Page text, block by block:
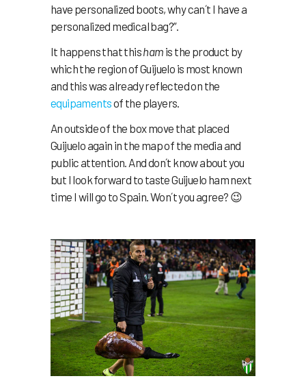
have personalized boots, why can´t I have a
personalized medical bag?”.
It happens that thisham is the product by
which the region of Guijuelo is most known
and this was already reflected on the
equipamentsof the players.
An outside of the box move that placed
Guijuelo again in the map of the media and
public attention. And don´t know about you
but I look forward to taste Guijuelo ham next
time I will go to Spain. Won´t you agree? 😉